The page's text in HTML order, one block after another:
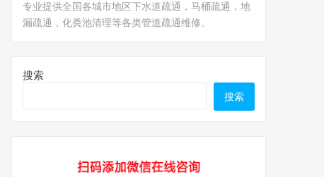
专业提供全国各城市地区下水道疏通，马桶疏通，地
漏疏通，化粪池清理等各类管道疏通维修。
搜索
搜索